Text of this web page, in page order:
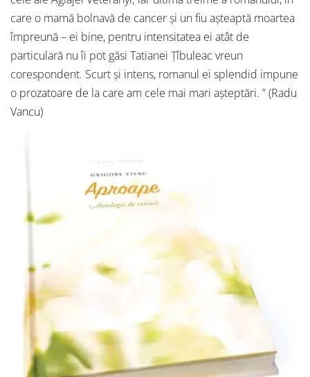
care o mamă bolnavă de cancer și un fiu așteaptă moartea
împreună – ei bine, pentru intensitatea ei atât de
particulară nu îi pot găsi Tatianei Țîbuleac vreun
corespondent. Scurt și intens, romanul ei splendid impune
o prozatoare de la care am cele mai mari așteptări. ” (Radu
Vancu)